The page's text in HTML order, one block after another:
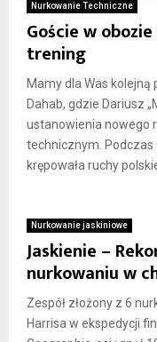
Nurkowanie Techniczne
Goście w
trening
Mamy dla Was
Dahab, gdzie Dariusz
ustanowienia nowego
technicznym.
krępowała ruchy
Nurkowanie jaskiniowe
Jaskienie –
nurkowaniu w
Zespół złożony z 6
Harrisa w ekspedycji